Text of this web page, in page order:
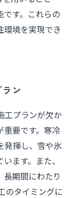
す。これらの
環境を実現でき
ン
工プランが欠か
重要です。寒冷
発揮し、雪や氷
ます。また、
期間にわたり
のタイミングに